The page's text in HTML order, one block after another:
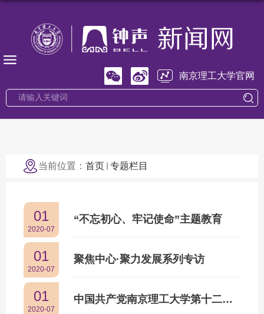
南京理工大学官网
当前位置： 首页 专题栏目
01
2020-07
“不忘初心、牢记使命”主题教育
01
2020-07
聚焦中心·聚力发展系列专访
01
2020-07
中国共产党南京理工大学第十二次代表大会